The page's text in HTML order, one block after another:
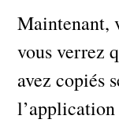
Maintenant,
vous verrez
avez copiés